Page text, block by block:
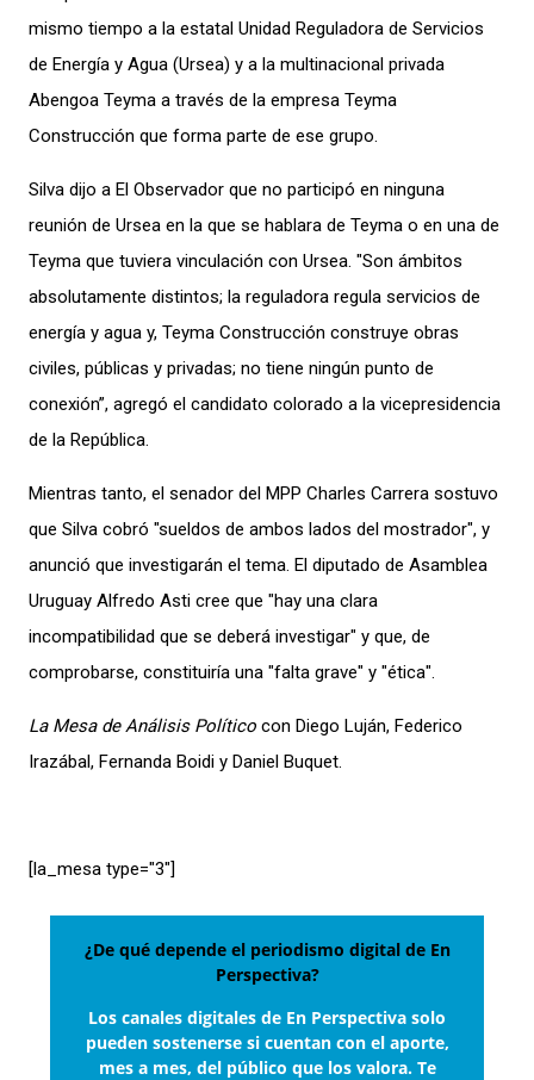
mismo tiempo a la estatal Unidad Reguladora de Servicios
de Energía y Agua (Ursea) y a la multinacional privada
Abengoa Teyma a través de la empresa Teyma
Construcción que forma parte de ese grupo.
Silva dijo a El Observador que no participó en ninguna
reunión de Ursea en la que se hablara de Teyma o en una de
Teyma que tuviera vinculación con Ursea. "Son ámbitos
absolutamente distintos; la reguladora regula servicios de
energía y agua y, Teyma Construcción construye obras
civiles, públicas y privadas; no tiene ningún punto de
conexión”, agregó el candidato colorado a la vicepresidencia
de la República.
Mientras tanto, el senador del MPP Charles Carrera sostuvo
que Silva cobró "sueldos de ambos lados del mostrador", y
anunció que investigarán el tema. El diputado de Asamblea
Uruguay Alfredo Asti cree que "hay una clara
incompatibilidad que se deberá investigar" y que, de
comprobarse, constituiría una "falta grave" y "ética".
La Mesa de Análisis Político con Diego Luján, Federico
Irazábal, Fernanda Boidi y Daniel Buquet.
[la_mesa type="3″]
¿De qué depende el periodismo digital de En
Perspectiva?
Los canales digitales de En Perspectiva solo
pueden sostenerse si cuentan con el aporte,
mes a mes, del público que los valora. Te